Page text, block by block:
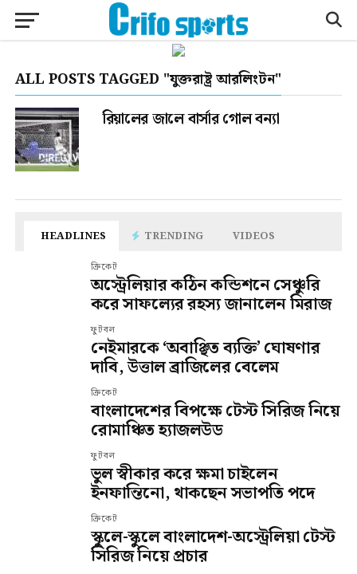
ALL POSTS TAGGED "যুক্তরাষ্ট্র আরলিংটন"
রিয়ালের জালে বার্সার গোল বন্যা
HEADLINES TRENDING VIDEOS
ক্রিকেট
অস্ট্রেলিয়ার কঠিন কন্ডিশনে সেঞ্চুরি
করে সাফল্যের রহস্য জানালেন মিরাজ
ফুটবল
নেইমারকে ‘অবাঞ্ছিত ব্যক্তি’ ঘোষণার
দাবি, উত্তাল ব্রাজিলের বেলেম
ক্রিকেট
বাংলাদেশের বিপক্ষে টেস্ট সিরিজ নিয়ে
রোমাঞ্চিত হ্যাজলউড
ফুটবল
ভুল স্বীকার করে ক্ষমা চাইলেন
ইনফান্তিনো, থাকছেন সভাপতি পদে
ক্রিকেট
স্কুলে-স্কুলে বাংলাদেশ-অস্ট্রেলিয়া টেস্ট
সিরিজ নিয়ে প্রচার